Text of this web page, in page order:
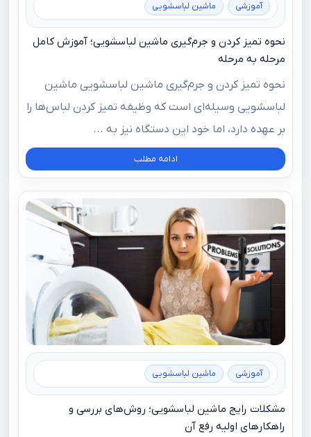
آموزشی ماشین لباسشویی
نحوه تمیز کردن و جرم‌گیری ماشین لباسشویی؛ آموزش کامل
مرحله به مرحله
نحوه تمیز کردن و جرم‌گیری ماشین لباسشویی ماشین
لباسشویی وسیله‌ای است که وظیفه تمیز کردن لباس‌ها را
بر عهده دارد، اما خود این دستگاه نیز به ...
ادامه مطلب
آموزشی ماشین لباسشویی
مشکلات رایج ماشین لباسشویی؛ روش‌های بررسی و
راهکارهای اولیه رفع آن